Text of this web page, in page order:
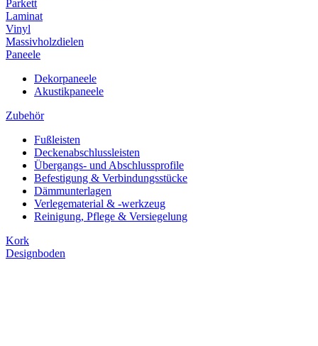
Parkett
Laminat
Vinyl
Massivholzdielen
Paneele
Dekorpaneele
Akustikpaneele
Zubehör
Fußleisten
Deckenabschlussleisten
Übergangs- und Abschlussprofile
Befestigung & Verbindungsstücke
Dämmunterlagen
Verlegematerial & -werkzeug
Reinigung, Pflege & Versiegelung
Kork
Designboden